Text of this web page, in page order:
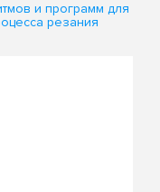
и программ для
резания